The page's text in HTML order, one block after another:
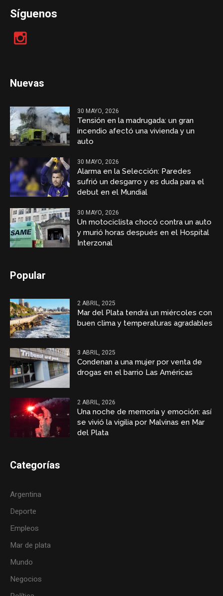
Síguenos
Nuevas
30 MAYO, 2026
Tensión en la madrugada: un gran
incendio afectó una vivienda y un
auto
30 MAYO, 2026
Alarma en la Selección: Paredes
sufrió un desgarro y es duda para el
debut en el Mundial
30 MAYO, 2026
Un motociclista chocó contra un auto
y murió horas después en el Hospital
Interzonal
Popular
2 ABRIL, 2025
Mar del Plata tendrá un miércoles con
buen clima y temperaturas agradables
3 ABRIL, 2025
Condenan a una mujer por venta de
drogas en el barrio Las Américas
2 ABRIL, 2026
Una noche de memoria y emoción: así
se vivió la vigilia por Malvinas en Mar
del Plata
Categorías
Argentina
Deporte
Empleos
Mar de plata
Mundo
Negocios